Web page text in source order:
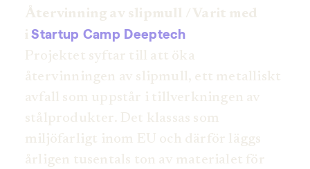
Återvinning av slipmull / Varit med
iStartup Camp Deeptech
Projektet syftar till att öka
återvinningen av slipmull, ett metalliskt
avfall som uppstår i tillverkningen av
stålprodukter. Det klassas som
miljöfarligt inom EU och därför läggs
årligen tusentals ton av materialet för